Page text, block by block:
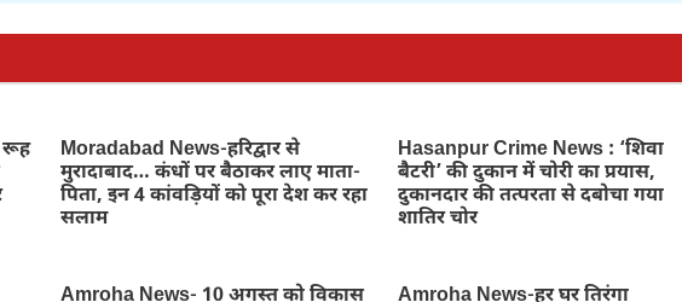
रूह
Moradabad News-हरिद्वार से
मुरादाबाद… कंधों पर बैठाकर लाए माता-
पिता, इन 4 कांवड़ियों को पूरा देश कर रहा
सलाम
Hasanpur Crime News : ‘शिवा
बैटरी’ की दुकान में चोरी का प्रयास,
दुकानदार की तत्परता से दबोचा गया
शातिर चोर
Amroha News- 10 अगस्त को विकास
Amroha News-हर घर तिरंगा